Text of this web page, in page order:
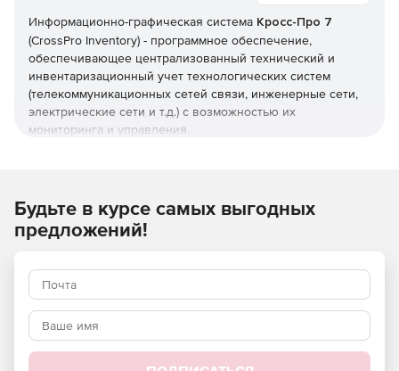
Информационно-графическая система Кросс-Про 7
(CrossPro Inventory) - программное обеспечение,
обеспечивающее централизованный технический и
инвентаризационный учет технологических систем
(телекоммуникационных сетей связи, инженерные сети,
электрические сети и т.д.) с возможностью их
мониторинга и управления.
соответствии с реальной структурой и семантикой
(создание базы знаний)
Возможность моделирования объектов и ресурсов
учета с любой степенью детализации, иерархии и
централизации системы. Возможность разработки
типовых схем, документов, графиков, отчетов
Будьте в курсе самых выгодных
предложений!